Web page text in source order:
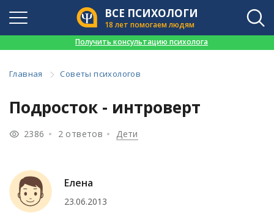
ВСЕ ПСИХОЛОГИ
18 лет помогаем людям
Получить консультацию психолога
Главная Советы психологов
Подросток - интроверт
2386 2 ответов Дети
Елена
23.06.2013